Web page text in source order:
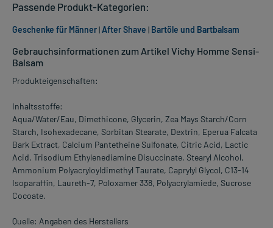
Gebrauchsinformationen zum Artikel Vichy Homme Sensi-
Balsam
Produkteigenschaften:
Inhaltsstoffe:
Aqua/Water/Eau, Dimethicone, Glycerin, Zea Mays Starch/Corn
Starch, Isohexadecane, Sorbitan Stearate, Dextrin, Eperua Falcata
Bark Extract, Calcium Pantetheine Sulfonate, Citric Acid, Lactic
Acid, Trisodium Ethylenediamine Disuccinate, Stearyl Alcohol,
Ammonium Polyacryloyldimethyl Taurate, Caprylyl Glycol, C13-14
Isoparaffin, Laureth-7, Poloxamer 338, Polyacrylamiede, Sucrose
Cocoate.
Quelle: Angaben des Herstellers
Passende Produkt-Kategorien:
Geschenke für Männer|After Shave | Bartöle und Bartbalsam